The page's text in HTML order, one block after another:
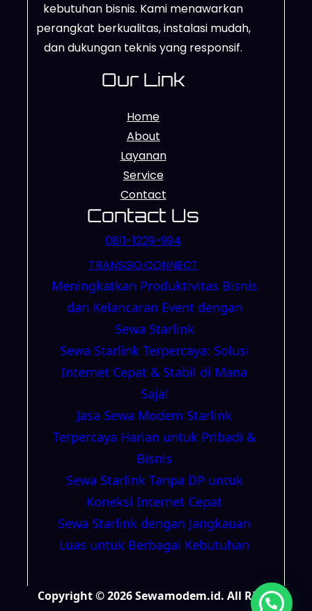
kebutuhan bisnis. Kami menawarkan
perangkat berkualitas, instalasi mudah,
dan dukungan teknis yang responsif.
Our Link
Home
About
Layanan
Service
Contact
Contact Us
0811-1229-994
TRANSGO.CONNECT
Meningkatkan Produktivitas Bisnis
dan Kelancaran Event dengan
Sewa Starlink
Sewa Starlink Terpercaya: Solusi
Internet Cepat & Stabil di Mana
Saja!
Jasa Sewa Modem Starlink
Terpercaya Harian untuk Pribadi &
Bisnis
Sewa Starlink Tanpa DP untuk
Koneksi Internet Cepat
Sewa Starlink dengan Jangkauan
Luas untuk Berbagai Kebutuhan
Copyright © 2026 Sewamodem.id. All Right